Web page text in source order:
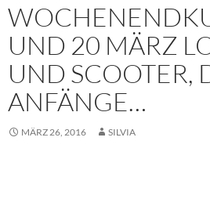
UND 20 MÄRZ
UND SCOOTER,
ANFÄNGE…
MÄRZ 26, 2016 SILVIA